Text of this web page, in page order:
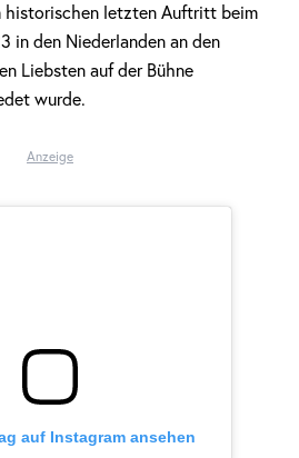
historischen letzten Auftritt beim
in den Niederlanden an den
Liebsten auf der Bühne
wurde.
Anzeige
auf Instagram ansehen